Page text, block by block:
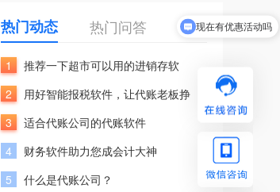
热门动态 热门问答
1
推荐一下超市可以用的进销存软
2
用好智能报税软件，让代账老板挣
3
适合代账公司的代账软件
4
财务软件助力您成会计大神
5
什么是代账公司？
现在有优惠活动吗